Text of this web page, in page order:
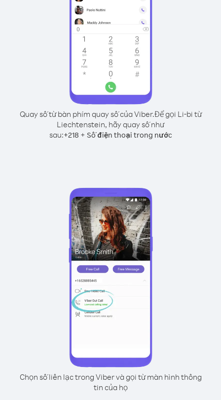
Quay số từ bàn phím quay số của Viber.Để gọi Li-bi từ
Liechtenstein, hãy quay số như
sau:+218 + Số điện thoại trong nước
Chọn số liên lạc trong Viber và gọi từ màn hình thông
tin của họ